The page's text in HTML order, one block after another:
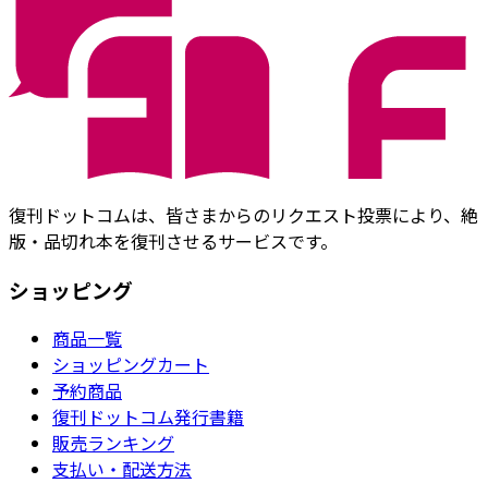
復刊ドットコムは、皆さまからのリクエスト投票により、絶
版・品切れ本を復刊させるサービスです。
ショッピング
商品一覧
ショッピングカート
予約商品
復刊ドットコム発行書籍
販売ランキング
支払い・配送方法